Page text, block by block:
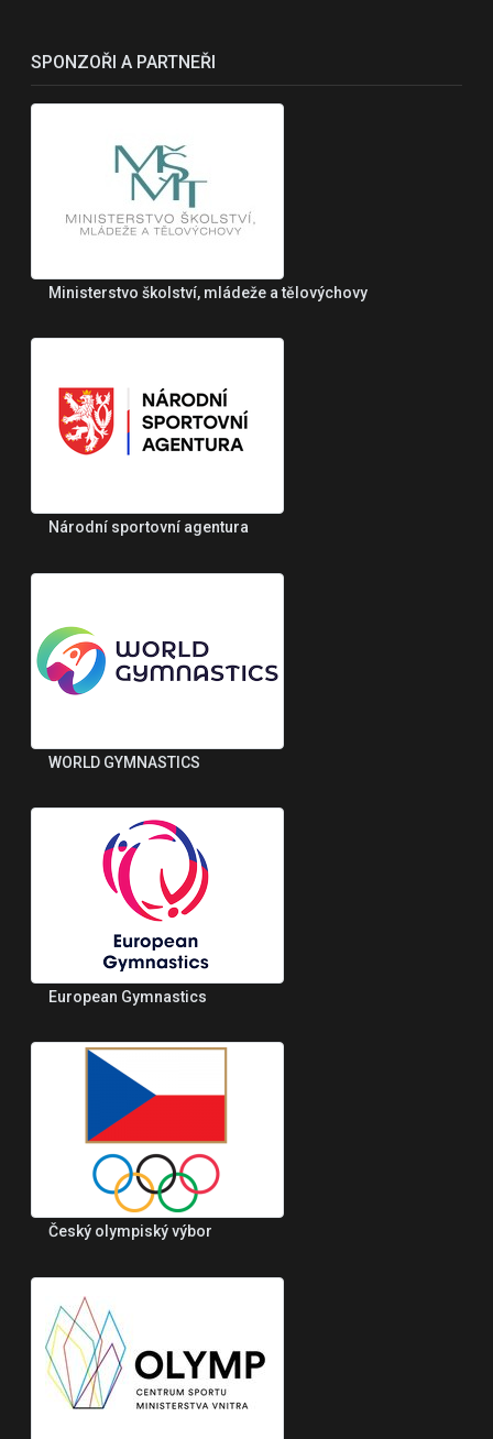
SPONZOŘI A PARTNEŘI
Ministerstvo školství, mládeže a tělovýchovy
Národní sportovní agentura
WORLD GYMNASTICS
European Gymnastics
Český olympiský výbor